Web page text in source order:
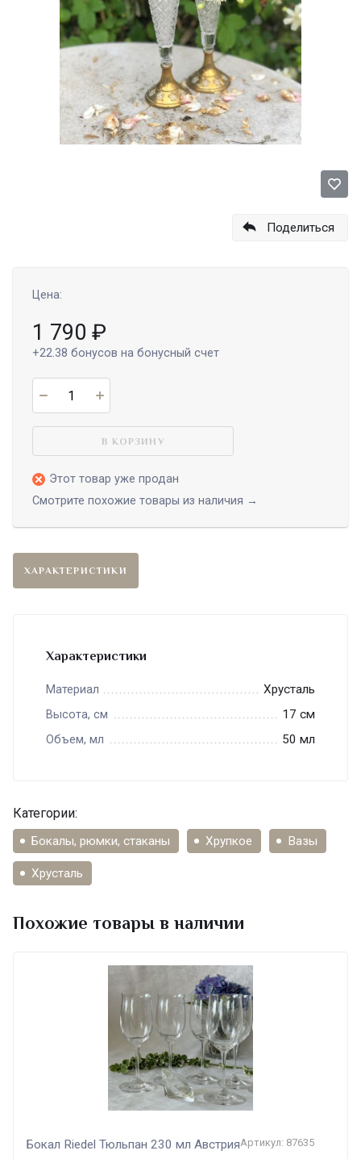
Поделиться
Цена:
1 790 ₽
+22.38 бонусов на бонусный счет
В КОРЗИНУ
Этот товар уже продан
Смотрите похожие товары из наличия →
ХАРАКТЕРИСТИКИ
Характеристики
Материал Хрусталь
Высота, см 17 см
Объем, мл 50 мл
Категории:
Бокалы, рюмки, стаканы Хрупкое Вазы
Хрусталь
Похожие товары в наличии
Бокал Riedel Тюльпан 230 мл АвстрияАртикул: 87635